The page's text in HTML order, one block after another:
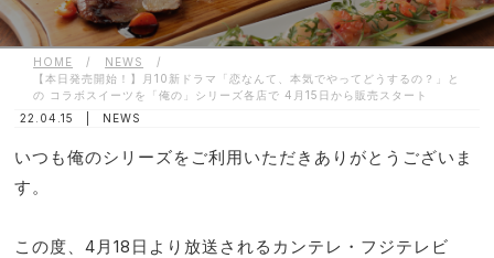
HOME / NEWS
/
【本日発売開始！】月10新ドラマ「恋なんて、本気でやってどうするの？」と
の コラボスイーツを「俺の」シリーズ各店で 4月15日から販売スタート
22.04.15 |
NEWS
いつも俺のシリーズをご利用いただきありがとうございま
す。
この度、4月18日より放送されるカンテレ・フジテレビ